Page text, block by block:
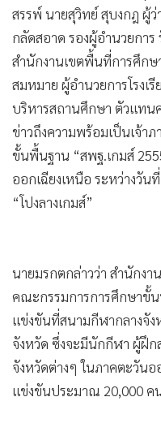
• ชุมชน-คุณภาพชีวิต
• อาชญากรรม
• Motoring
• เกม
• วิทยาศาสตร์
• SMEs
• หุ้น
• อินโดจีน
กองทุนรวม
Factcheck
News1
• Gotomanager
สรรพ์ นายสุวิทย์ สุบงกฎ ผู้
กลัดสอาด รองผู้อำนวยกา
สำนักงานเขตพื้นที่การศึกษ
สมหมาย ผู้อำนวยการโรง
บริหารสถานศึกษา ตัวแทน
ข่าวถึงความพร้อมเป็นเจ้า
ขั้นพื้นฐาน “สพฐ.เกมส์
ออกเฉียงเหนือ ระหว่างวัน
“โปงลางเกมส์”
นายมรกตกล่าวว่า สำนักง
คณะกรรมการการศึกษาขั้
แข่งขันที่สนามกีฬากลางจัง
จังหวัด ซึ่งจะมีนักกีฬา ผู้ฝึ
จังหวัดต่างๆ ในภาคตะวันอ
แข่งขันประมาณ 20,000 ค